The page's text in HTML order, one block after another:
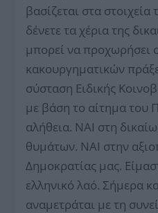
βασίζεται στα στοιχεία
δένετε τα χέρια της
μπορεί να προχωρήσει
κακουργηματικών
σύσταση Ειδικής
με βάση το αίτημα του
αλήθεια. ΝΑΙ στη
θυμάτων. ΝΑΙ στην
Δημοκρατίας μας.
ελληνικό λαό. Σήμερα
αναμετράται με τη